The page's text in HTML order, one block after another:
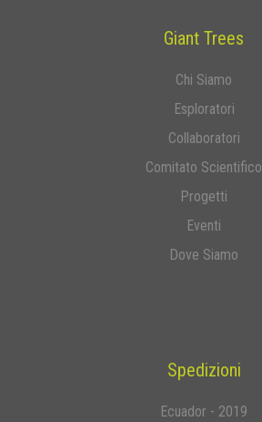
Giant Trees
Chi Siamo
Esploratori
Collaboratori
Comitato Scientifico
Progetti
Eventi
Dove Siamo
Spedizioni
Ecuador - 2019